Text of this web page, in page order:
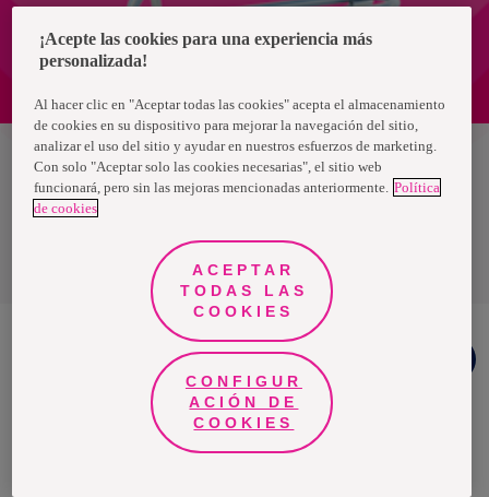
Política de privacidad de datos
Términos y condiciones
Colombia
Nosotras, una marca de Essity - una compañía global líder en
higiene y salud. Cada día, mil millones de personas, en todo el
mundo, utilizan nuestros productos, servicios y soluciones. Nuestro
propósito es romper barreras por el bienestar en beneficio de
consumidores, pacientes, cuidadores, clientes y la sociedad en
general. Vendemos en aproximadamente 150 países bajo las
¡Acepte las cookies para una experiencia más
personalizada!
Al hacer clic en "Aceptar todas las cookies" acepta el almacenamiento
de cookies en su dispositivo para mejorar la navegación del sitio,
analizar el uso del sitio y ayudar en nuestros esfuerzos de marketing.
Con solo "Aceptar solo las cookies necesarias", el sitio web
funcionará, pero sin las mejoras mencionadas anteriormente. Política
de cookies
ACEPTAR
TODAS LAS
COOKIES
CONFIGUR
ACIÓN DE
COOKIES